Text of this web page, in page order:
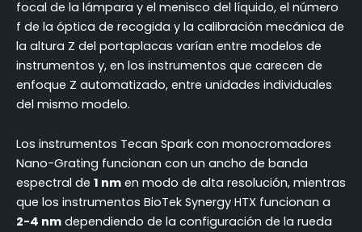
focal de la lámpara y el menisco del líquido, el número
f de la óptica de recogida y la calibración mecánica de
la altura Z del portaplacas varían entre modelos de
instrumentos y, en los instrumentos que carecen de
enfoque Z automatizado, entre unidades individuales
del mismo modelo.
Los instrumentos Tecan Spark con monocromadores
Nano-Grating funcionan con un ancho de banda
espectral de 1 nm en modo de alta resolución, mientras
que los instrumentos BioTek Synergy HTX funcionan a
2-4 nm dependiendo de la configuración de la rueda